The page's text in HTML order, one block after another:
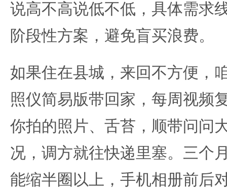
说高不高说低不低，具体需求
阶段性方案，避免盲买浪费。
如果住在县城，来回不方便，
照仪简易版带回家，每周视频
你拍的照片、舌苔，顺带问问
况，调方就往快递里塞。三个
能缩半圈以上，手机相册前后